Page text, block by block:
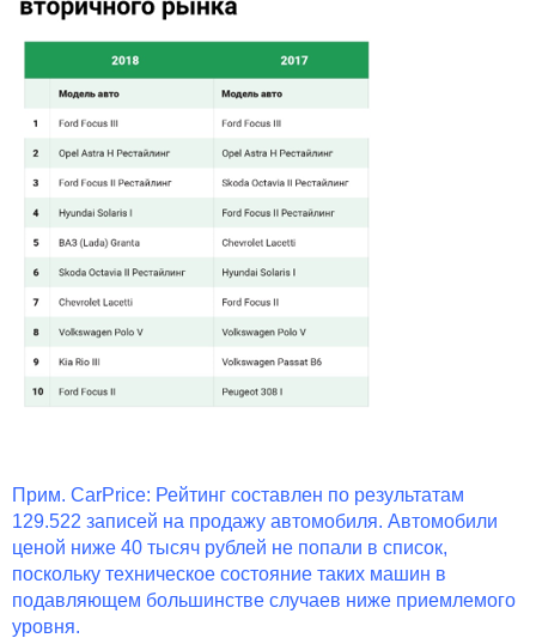
Прим. CarPrice: Рейтинг составлен по результатам
129.522 записей на продажу автомобиля. Автомобили
ценой ниже 40 тысяч рублей не попали в список,
поскольку техническое состояние таких машин в
подавляющем большинстве случаев ниже приемлемого
уровня.